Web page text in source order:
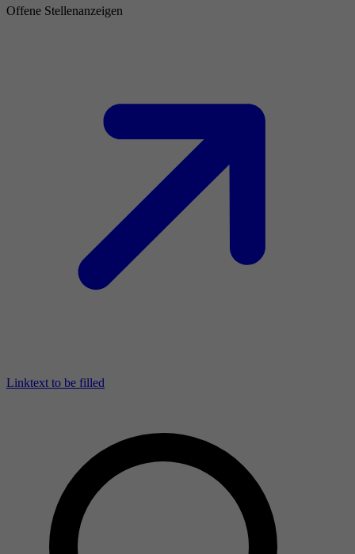
Offene Stellenanzeigen
Linktext to be filled